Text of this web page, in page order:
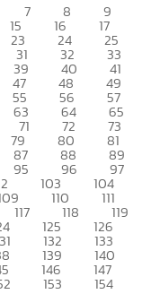
7 8 9
15 16 17
23 24 25
31 32 33
39 40 41
47 48 49
55 56 57
63 64 65
71 72 73
79 80 81
87 88 89
95 96 97
103 104
110 111
117 118 119
125 126
132 133
139 140
146 147
153 154